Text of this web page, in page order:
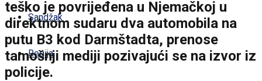
Sandžak
Regija
teško je povrijeđena u Njemačkoj u
direktnom sudaru dva automobila na
putu B3 kod Darmštadta, prenose
tamošnji mediji pozivajući se na izvor iz
policije.